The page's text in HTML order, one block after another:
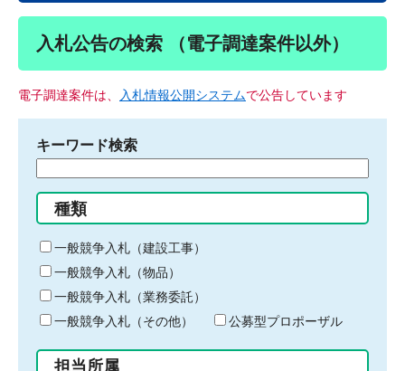
入札公告の検索 （電子調達案件以外）
電子調達案件は、 入札情報公開システムで公告しています
キーワード検索
る
キ
ー
ワ
ー
ド
入
種類
一般競争入札（建設工事）
一般競争入札（物品）
一般競争入札（業務委託）
一般競争入札（その他）
公募型プロポーザル
担当所属